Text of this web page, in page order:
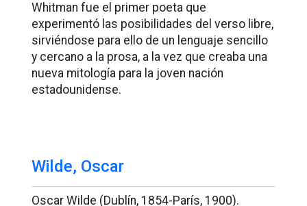
Whitman fue el primer poeta que
experimentó las posibilidades del verso libre,
sirviéndose para ello de un lenguaje sencillo
y cercano a la prosa, a la vez que creaba una
nueva mitología para la joven nación
estadounidense.
Wilde, Oscar
Oscar Wilde (Dublín, 1854-París, 1900).